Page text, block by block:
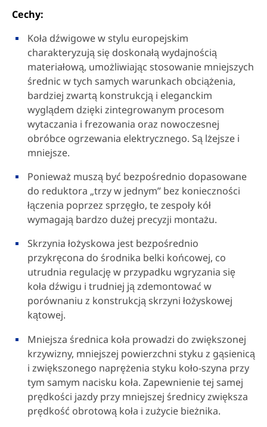
Cechy:
Koła dźwigowe w stylu europejskim
charakteryzują się doskonałą wydajnością
materiałową, umożliwiając stosowanie mniejszych
średnic w tych samych warunkach obciążenia,
bardziej zwartą konstrukcją i eleganckim
wyglądem dzięki zintegrowanym procesom
wytaczania i frezowania oraz nowoczesnej
obróbce ogrzewania elektrycznego. Są lżejsze i
mniejsze.
Ponieważ muszą być bezpośrednio dopasowane
do reduktora „trzy w jednym” bez konieczności
łączenia poprzez sprzęgło, te zespoły kół
wymagają bardzo dużej precyzji montażu.
Skrzynia łożyskowa jest bezpośrednio
przykręcona do środnika belki końcowej, co
utrudnia regulację w przypadku wgryzania się
koła dźwigu i trudniej ją zdemontować w
porównaniu z konstrukcją skrzyni łożyskowej
kątowej.
Mniejsza średnica koła prowadzi do zwiększonej
krzywizny, mniejszej powierzchni styku z gąsienicą
i zwiększonego naprężenia styku koło-szyna przy
tym samym nacisku koła. Zapewnienie tej samej
prędkości jazdy przy mniejszej średnicy zwiększa
prędkość obrotową koła i zużycie bieżnika.